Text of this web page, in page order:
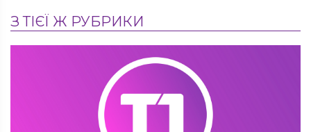
З ТІЄЇ Ж РУБРИКИ